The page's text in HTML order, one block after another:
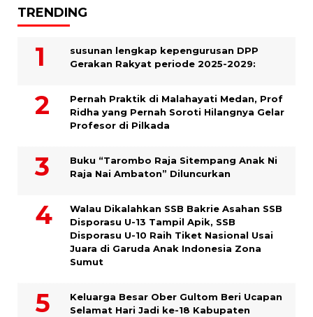
TRENDING
susunan lengkap kepengurusan DPP
Gerakan Rakyat periode 2025-2029:
Pernah Praktik di Malahayati Medan, Prof
Ridha yang Pernah Soroti Hilangnya Gelar
Profesor di Pilkada
Buku “Tarombo Raja Sitempang Anak Ni
Raja Nai Ambaton” Diluncurkan
Walau Dikalahkan SSB Bakrie Asahan SSB
Disporasu U-13 Tampil Apik, SSB
Disporasu U-10 Raih Tiket Nasional Usai
Juara di Garuda Anak Indonesia Zona
Sumut
Keluarga Besar Ober Gultom Beri Ucapan
Selamat Hari Jadi ke-18 Kabupaten